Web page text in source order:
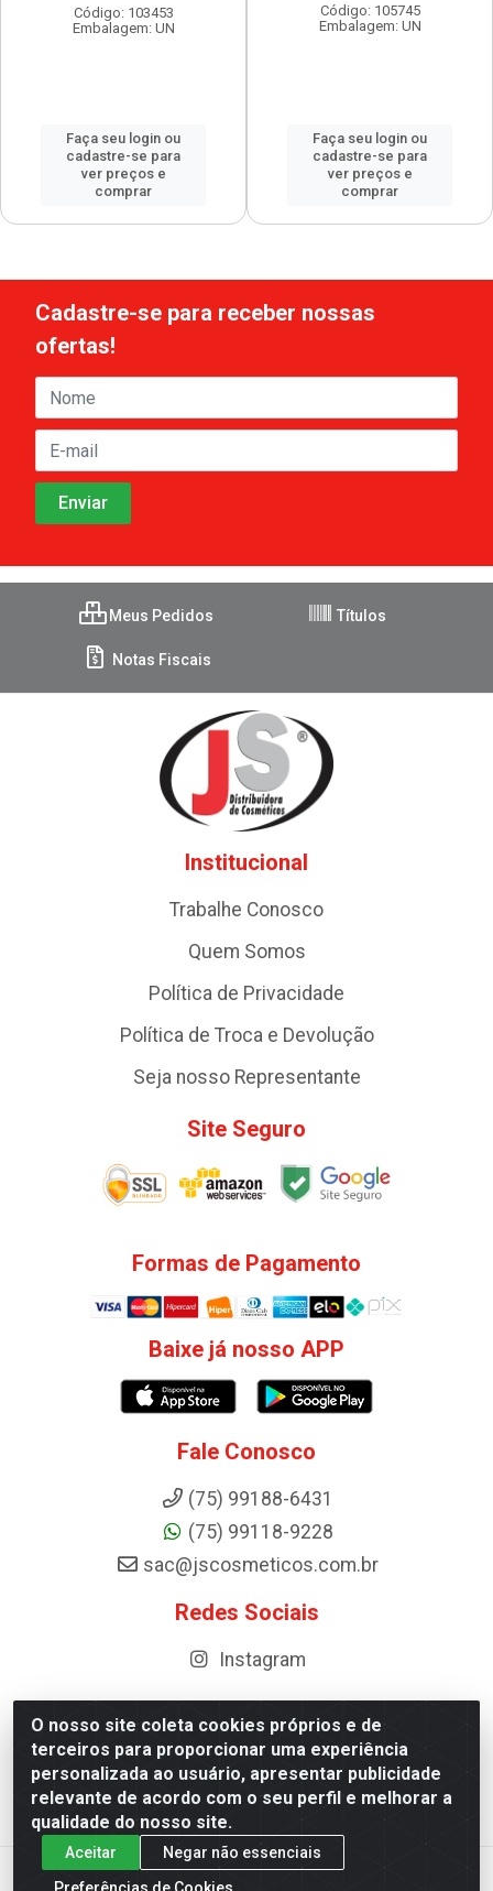
Código: 103453
Embalagem: UN
Faça seu login ou
cadastre-se para
ver preços e
comprar
Código: 105745
Embalagem: UN
Faça seu login ou
cadastre-se para
ver preços e
comprar
O nosso site coleta cookies próprios e de
terceiros para proporcionar uma experiência
personalizada ao usuário, apresentar publicidade
relevante de acordo com o seu perfil e melhorar a
qualidade do nosso site.
Aceitar
Negar não essenciais
Preferências de Cookies
Cadastre-se para receber nossas
ofertas!
Meus Pedidos Títulos
Notas Fiscais
Institucional
Trabalhe Conosco
Quem Somos
Política de Privacidade
Política de Troca e Devolução
Seja nosso Representante
Site Seguro
Formas de Pagamento
Baixe já nosso APP
Fale Conosco
(75) 99188-6431
(75) 99118-9228
sac@jscosmeticos.com.br
Redes Sociais
Instagram
Distribuidora de Cosméticos Antoneto LTDA - BA-052,
km 87 - Industrial, Ipirá - BA, 44600-000 - CNPJ
10.984.107/0001-75